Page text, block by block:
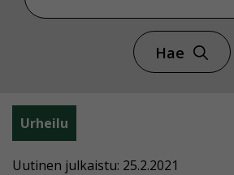
Hae
Urheilu
Uutinen julkaistu: 25.2.2021